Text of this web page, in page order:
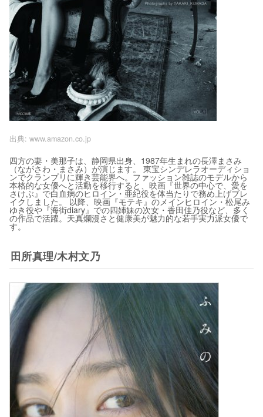
出典: www.amazon.co.jp
四方の妻・美那子は、静岡県出身、1987年生まれの長澤まさみ
（ながさわ・まさみ）が演じます。 東宝シンデレラオーディショ
ンでクランプリに輝き芸能界へ。ファッション雑誌のモデルから
本格的な女優へと活動を移行すると、映画『世界の中心で、愛を
さけぶ』で白血病のヒロイン・亜紀役を体当たりで務め上げブレ
イクしました。 以降、映画『モテキ』のメインヒロイン・松尾み
ゆき役や『海街diary』での四姉妹の次女・香田佳乃役など、多く
の作品で活躍。天真爛漫さと健康美が魅力的な若手実力派女優で
す。
田所真理/木村文乃